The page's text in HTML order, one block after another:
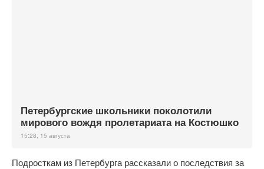
Петербургские школьники поколотили
мирового вождя пролетариата на Костюшко
15:28, 15 августа
Подросткам из Петербурга рассказали о последствия за